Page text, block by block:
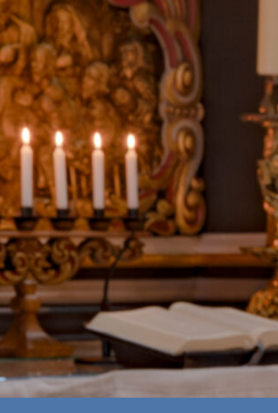
Uns auf Facebook folgen